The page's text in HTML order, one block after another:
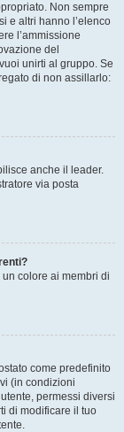
Non sempre
e altri hanno l’elenco
l’ammissione
del
unirti al gruppo. Se
di non assillarlo:
anche il leader.
via posta
colore ai membri di
come predefinito
(in condizioni
permessi diversi
di modificare il tuo